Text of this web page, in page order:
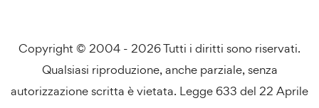
Copyright © 2004 - 2026 Tutti i diritti sono riservati.
Qualsiasi riproduzione, anche parziale, senza
autorizzazione scritta è vietata. Legge 633 del 22 Aprile